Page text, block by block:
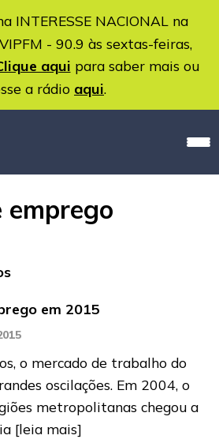
INTERESSE NACIONAL na
- 90.9 às sextas-feiras,
aqui para saber mais ou
a rádio aqui.
em 2015
o mercado de trabalho do
oscilações. Em 2004, o
metropolitanas chegou a
[leia mais]